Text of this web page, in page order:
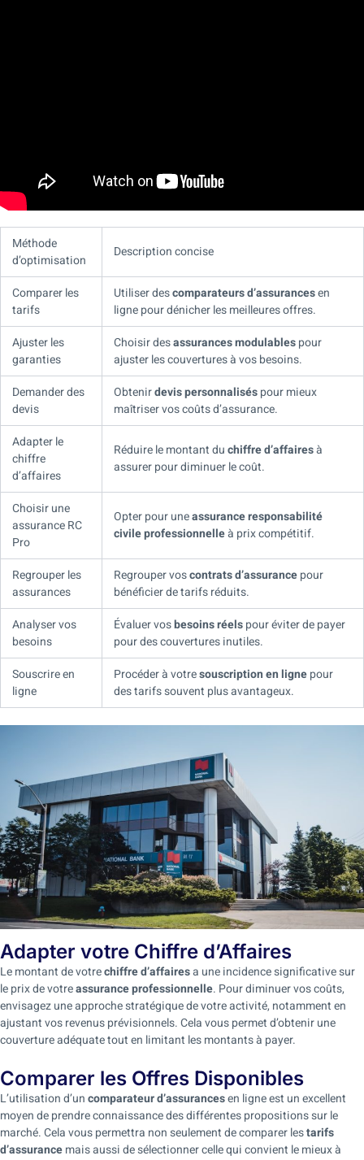
Méthode
d’optimisation
Description concise
Comparer les
tarifs
Utiliser descomparateurs d’assurancesen
ligne pour dénicher les meilleures offres.
Ajuster les
garanties
Choisir desassurances modulablespour
ajuster les couvertures à vos besoins.
Demander des
devis
Obtenirdevis personnaliséspour mieux
maîtriser vos coûts d’assurance.
Adapter le
chiffre
d’affaires
Réduire le montant duchiffre d’affairesà
assurer pour diminuer le coût.
Choisir une
assurance RC
Pro
Opter pour uneassurance responsabilité
civile professionnelleà prix compétitif.
Regrouper les
assurances
Regrouper voscontrats d’assurancepour
bénéficier de tarifs réduits.
Analyser vos
besoins
Évaluer vosbesoins réelspour éviter de payer
pour des couvertures inutiles.
Souscrire en
ligne
Procéder à votresouscription en lignepour
des tarifs souvent plus avantageux.
Adapter votre Chiffre d’Affaires
Le montant de votrechiffre d’affairesa une incidence significative sur
le prix de votreassurance professionnelle. Pour diminuer vos coûts,
envisagez une approche stratégique de votre activité, notamment en
ajustant vos revenus prévisionnels. Cela vous permet d’obtenir une
couverture adéquate tout en limitant les montants à payer.
Comparer les Offres Disponibles
L’utilisation d’uncomparateur d’assurancesen ligne est un excellent
moyen de prendre connaissance des différentes propositions sur le
marché. Cela vous permettra non seulement de comparer lestarifs
d’assurancemais aussi de sélectionner celle qui convient le mieux à